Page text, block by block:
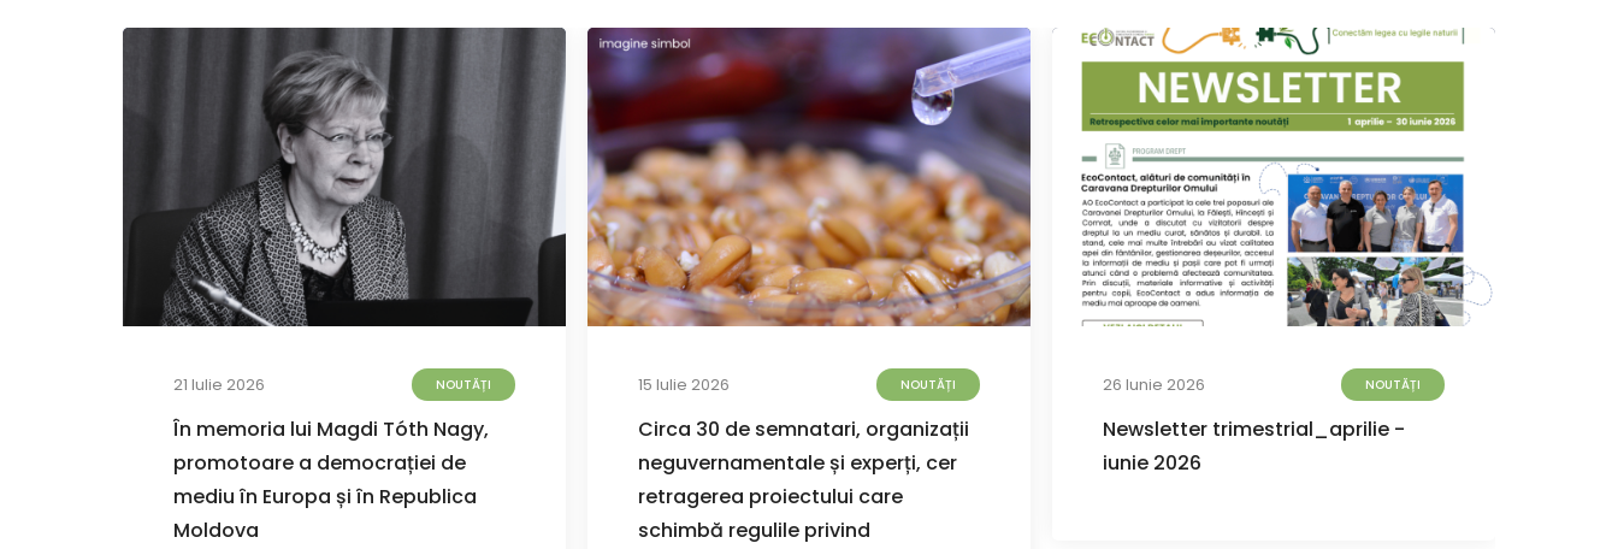
21 Iulie 2026 NOUTĂȚI
În memoria lui Magdi Tóth Nagy,
promotoare a democrației de
mediu în Europa și în Republica
Moldova
15 Iulie 2026 NOUTĂȚI
Circa 30 de semnatari, organizații
neguvernamentale și experți, cer
retragerea proiectului care
schimbă regulile privind
26 Iunie 2026 NOUTĂȚI
Newsletter trimestrial_aprilie -
iunie 2026